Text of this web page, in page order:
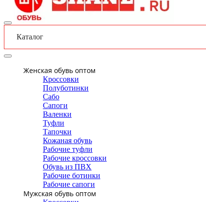
Каталог
Женская обувь оптом
Кроссовки
Полуботинки
Сабо
Сапоги
Валенки
Туфли
Тапочки
Кожаная обувь
Рабочие туфли
Рабочие кроссовки
Обувь из ПВХ
Рабочие ботинки
Рабочие сапоги
Мужская обувь оптом